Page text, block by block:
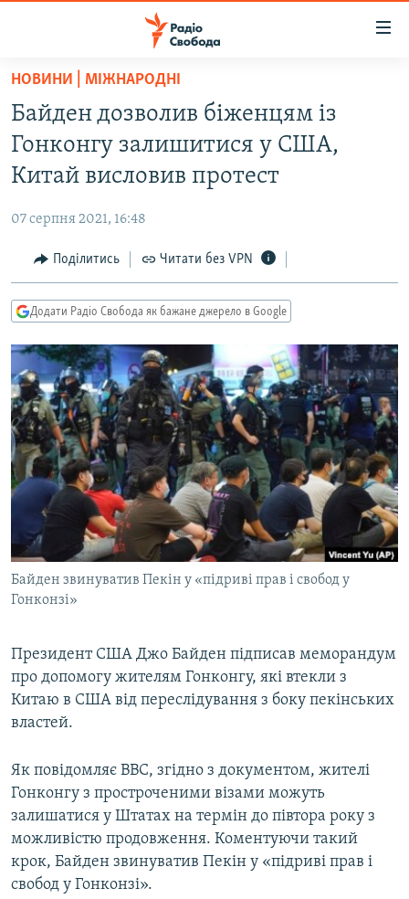
Перейти
основного
матеріалу
Перейти
до
основної
навігації
Перейти
до
пошуку
ВСЕ ЗА ДОБУ
СТАТТІ
ЕКОНОМІКА
СУСПІЛЬСТВО
УКРАЇНА
СВІТ
РОСІЙСЬКА «ФІЛЬТРАЦІЯ»
ДОНБАС.РЕАЛІЇ
ТИ ЯК?
СХЕМИ
КИТАЙ.ВИКЛИКИ
МУЛЬТИМЕДІА
ФОТО
СПЕЦПРОЄКТИ
ПОДКАСТИ
КРИМ РЕАЛІЇ
РУС
КТАТ
Усі сайти RFE/RL
НОВИНИ | МІЖНАРОДНІ
Байден дозволив біженцям із
Гонконгу залишитися у США,
Китай висловив протест
07 серпня 2021, 16:48
Поділитись Читати без VPN
Додати Радіо Свобода як бажане джерело в Google
Байден звинуватив Пекін у «підриві прав і свобод у
Гонконзі»
Президент США Джо Байден підписав меморандум
про допомогу жителям Гонконгу, які втекли з
Китаю в США від переслідування з боку пекінських
властей.
Як повідомляє ВВС, згідно з документом, жителі
Гонконгу з простроченими візами можуть
залишатися у Штатах на термін до півтора року з
можливістю продовження. Коментуючи такий
крок, Байден звинуватив Пекін у «підриві прав і
свобод у Гонконзі».